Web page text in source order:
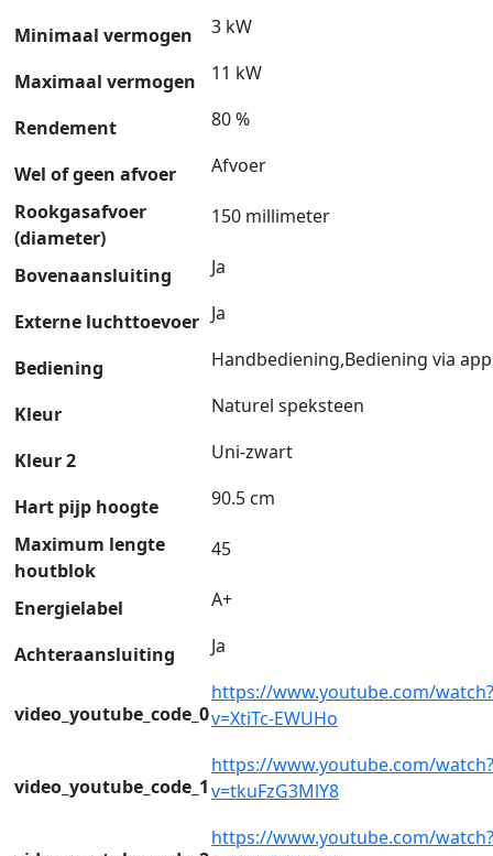
Minimaal vermogen
3 kW
Maximaal vermogen 11 kW
Rendement 80 %
Wel of geen afvoer
Afvoer
Rookgasafvoer
(diameter)
150 millimeter
Bovenaansluiting Ja
Externe luchttoevoer Ja
Bediening Handbediening,Bediening via app
Kleur Naturel speksteen
Kleur 2 Uni-zwart
Hart pijp hoogte
90.5 cm
Maximum lengte
houtblok
45
Energielabel A+
Achteraansluiting Ja
video_youtube_code_0
https://www.youtube.com/watch?
v=XtiTc-EWUHo
video_youtube_code_1
https://www.youtube.com/watch?
v=tkuFzG3MlY8
https://www.youtube.com/watch?